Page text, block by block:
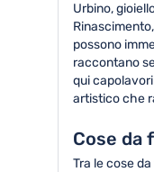
Urbino,
possono
raccontano
qui
artistico che
Cose da
Tra le cose